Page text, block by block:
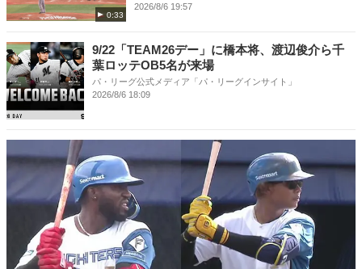
0:33
2026/8/6 19:57
9/22「TEAM26デー」に橋本将、渡辺俊介ら千
葉ロッテOB5名が来場
パ・リーグ公式メディア「パ・リーグインサイト」
2026/8/6 18:09